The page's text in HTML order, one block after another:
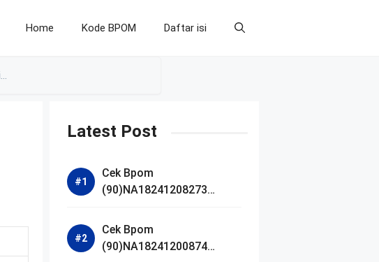
Home Kode BPOM Daftar isi
Latest Post
Cek Bpom
(90)NA18241208273
Bright Radiance Face
Wash
Cek Bpom
(90)NA18241200874